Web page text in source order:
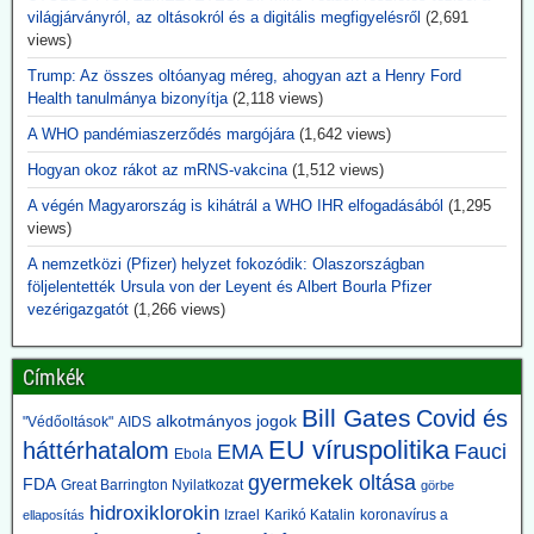
2026.06.14. uncutnews.ch: Tulsi Gabbard, USA
Nemzeti Titkosszolgálat (ODNI) igazgató: 40
titkos virológia laboratórium Ukrajnában
Az Egyesült Államok világszerte több mint 120 laboratóriumot
támogatott több mint 30 országban – köztük több mint 40
intézményt Ukrajnában. A nyilvánosságra hozott dokumentumokból
az is kiderül, hogy ezek a laboratóriumok rendkívül veszélyes
kórokozókkal dolgoztak, és az Egyesült Államok biológiai
biztonsági feltételek mellett végzett tevékenységekre képezte ki az
ukrán tudósokat.
Aki eddig ezt szóba hozta, megkapta jelzőjét: Alusipkás
összeesküvés-teoretikus.
beismeri, hogy a génszekvenálás önmagában
nem bizonyítja a vírusátvitelt
A CDC a legújabb USA kanyaróesetek kapcsán csöndben beismeri,
hogy a génszekvenálás eredményei önmagukban nem tekinthetők
elegendő bizonyítéknak a vírusátvitel mellett, mégha a genomok
nagyon hasonlók is.
Mint tudjuk, az összes korlátozó intézkedés egyedül a PCR-
teszteken nyugodott.
világjárványról, az oltásokról és a digitális megfigyelésről (2,691
views)
Trump: Az összes oltóanyag méreg, ahogyan azt a Henry Ford
Health tanulmánya bizonyítja (2,118 views)
A WHO pandémiaszerződés margójára (1,642 views)
Hogyan okoz rákot az mRNS-vakcina (1,512 views)
A végén Magyarország is kihátrál a WHO IHR elfogadásából (1,295
views)
A nemzetközi (Pfizer) helyzet fokozódik: Olaszországban
följelentették Ursula von der Leyent és Albert Bourla Pfizer
vezérigazgatót (1,266 views)
Címkék
"Védőoltások" AIDS alkotmányos jogok Bill Gates Covid és
háttérhatalom Ebola EMA EU víruspolitika Fauci
FDA Great Barrington Nyilatkozat gyermekek oltása görbe
ellaposítás hidroxiklorokin Izrael Karikó Katalin koronavírus a